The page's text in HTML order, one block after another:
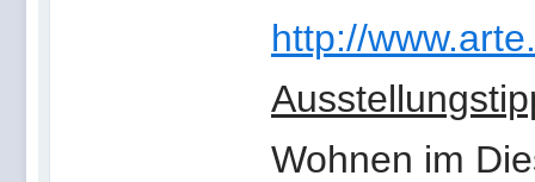
http://
Wohnen im